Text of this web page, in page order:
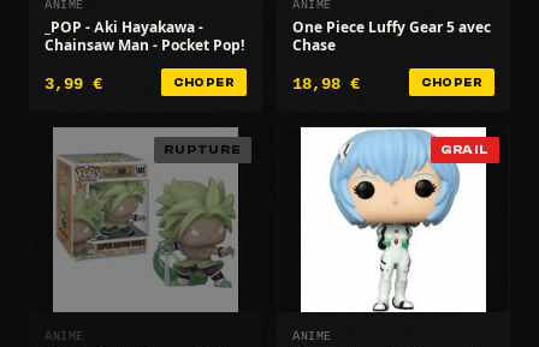
_POP - Aki Hayakawa -
Chainsaw Man - Pocket Pop!
3,99 € CHOPER
One Piece Luffy Gear 5 avec
Chase
18,98 € CHOPER
RUPTURE
ANIME
GRAIL
ANIME